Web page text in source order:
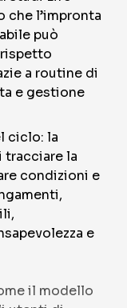
che l’impronta
può
a routine di
e gestione
ciclo: la
tracciare la
condizioni e
e
il modello